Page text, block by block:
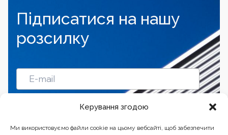
Керування згодою
Ми використовуємо файли cookie на цьому вебсайті, щоб забезпечити
Підписатися на нашу
розсилку
Підписатись